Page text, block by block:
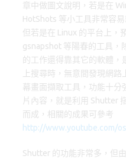
章中做圖文說明，若是在
HotShots 等小工具非常容
但若是在 Linux 的平台上，
gsnapshot 等陽春的工具，
的工作還得靠其它的軟體，
上搜尋時，無意間發現網
幕畫面擷取工具，功能十分
片內容，就是利用 Shutter
而成，相關的成果可參考
http://www.youtube.com/
Shutter 的功能非常多，但